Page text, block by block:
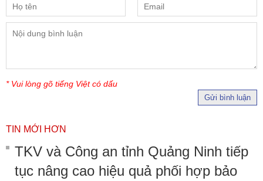
* Vui lòng gõ tiếng Việt có dấu
Gửi bình luận
TIN MỚI HƠN
TKV và Công an tỉnh Quảng Ninh tiếp
tục nâng cao hiệu quả phối hợp bảo